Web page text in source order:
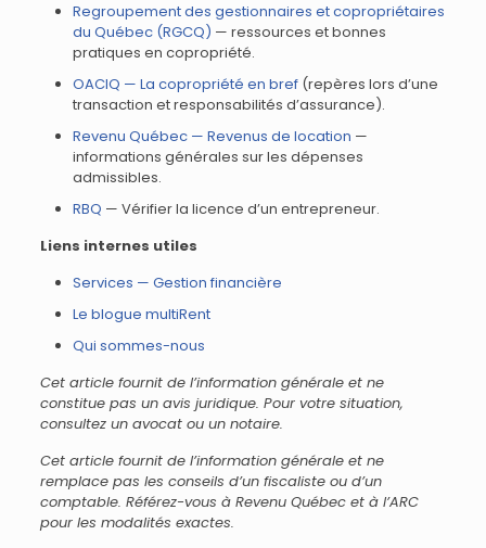
Regroupement des gestionnaires et copropriétaires
du Québec (RGCQ) — ressources et bonnes
pratiques en copropriété.
OACIQ — La copropriété en bref(repères lors d’une
transaction et responsabilités d’assurance).
Revenu Québec — Revenus de location —
informations générales sur les dépenses
admissibles.
RBQ — Vérifier la licence d’un entrepreneur.
Liens internes utiles
Services — Gestion financière
Le blogue multiRent
Qui sommes-nous
Cet article fournit de l’information générale et ne
constitue pas un avis juridique. Pour votre situation,
consultez un avocat ou un notaire.
Cet article fournit de l’information générale et ne
remplace pas les conseils d’un fiscaliste ou d’un
comptable. Référez-vous à Revenu Québec et à l’ARC
pour les modalités exactes.